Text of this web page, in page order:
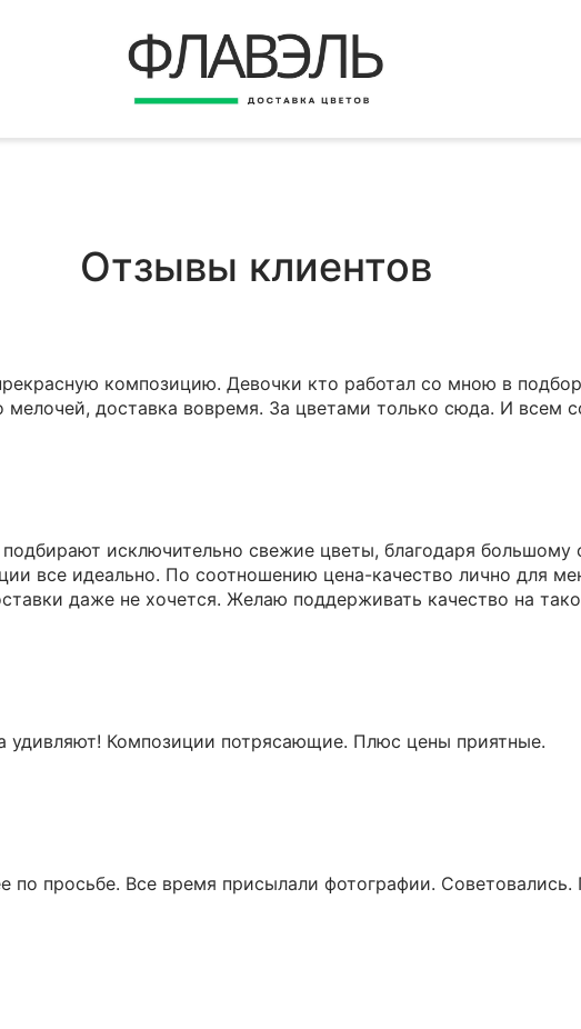
Отзывы клиентов
композицию. Девочки кто работал со мною в
доставка вовремя. За цветами только сюда. И всем
исключительно свежие цветы, благодаря большому
все идеально. По соотношению цена-качество лично для
даже не хочется. Желаю поддерживать качество на
Композиции потрясающие. Плюс цены приятные.
по просьбе. Все время присылали фотографии. Советовались.
ВЕРНУТЬСЯ
Правила использования сайта ФЛАВЭЛЬ. Мы не
продаем ваши данные и храним их в безопасности